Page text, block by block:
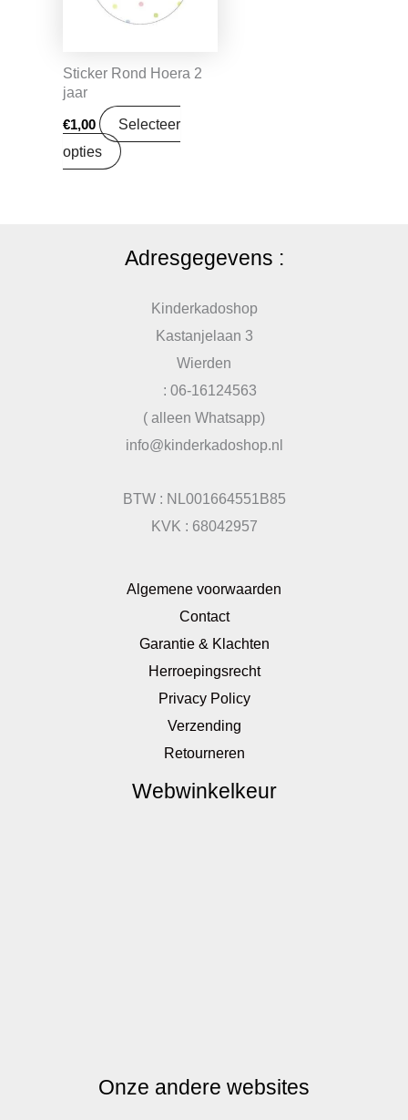
Sticker Rond Hoera 2
jaar
€1,00
Selecteer
opties
Adresgegevens :
Kinderkadoshop
Kastanjelaan 3
Wierden
: 06-16124563
( alleen Whatsapp)
info@kinderkadoshop.nl
BTW : NL001664551B85
KVK : 68042957
Algemene voorwaarden
Contact
Garantie & Klachten
Herroepingsrecht
Privacy Policy
Verzending
Retourneren
Webwinkelkeur
Onze andere websites